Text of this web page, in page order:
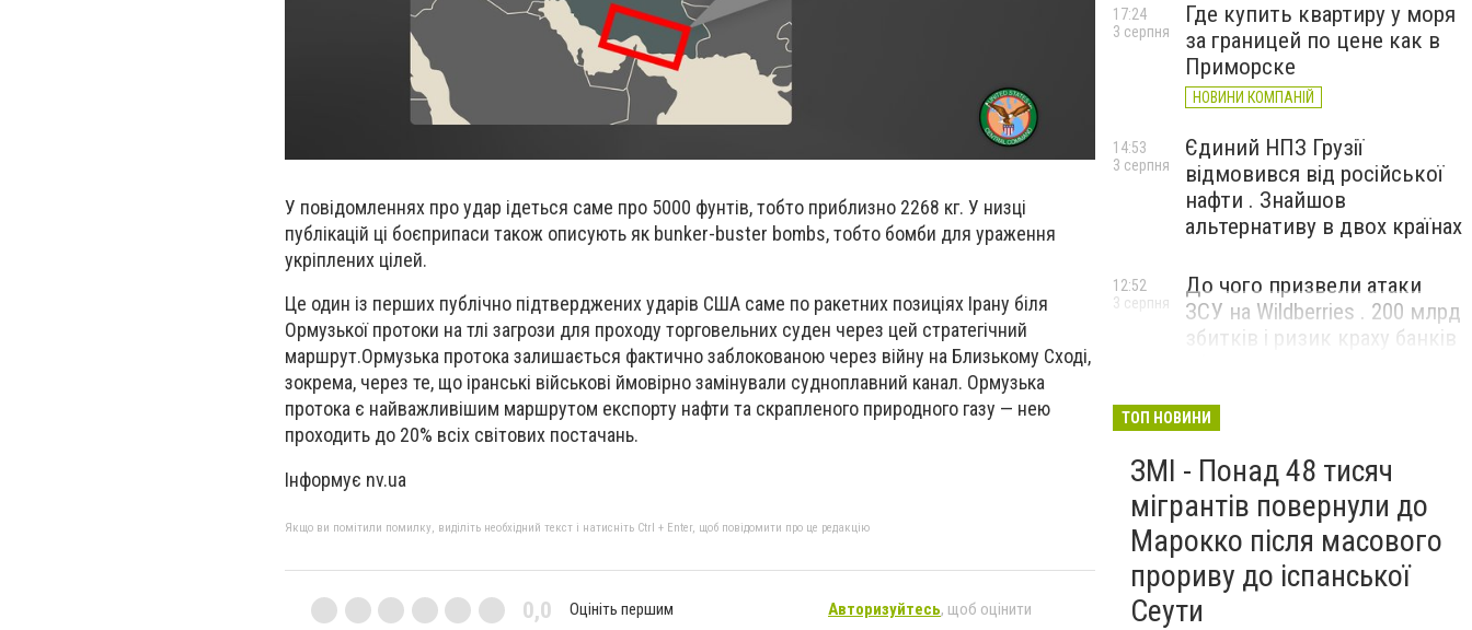
У повідомленнях про удар ідеться саме про 5000 фунтів, тобто приблизно 2268 кг. У низці
публікацій ці боєприпаси також описують як bunker-buster bombs, тобто бомби для ураження
укріплених цілей.
Це один із перших публічно підтверджених ударів США саме по ракетних позиціях Ірану біля
Ормузької протоки на тлі загрози для проходу торговельних суден через цей стратегічний
маршрут.Ормузька протока залишається фактично заблокованою через війну на Близькому Сході,
зокрема, через те, що іранські військові ймовірно замінували судноплавний канал. Ормузька
протока є найважливішим маршрутом експорту нафти та скрапленого природного газу — нею
проходить до 20% всіх світових постачань.
Інформує nv.ua
Якщо ви помітили помилку, виділіть необхідний текст і натисніть Ctrl + Enter, щоб повідомити про це редакцію
0,0 Оцініть першим Авторизуйтесь, щоб оцінити
Где купить квартиру у моря
за границей по цене как в
Приморске
НОВИНИ КОМПАНІЙ
17:24
3 серпня
Єдиний НПЗ Грузії
відмовився від російської
нафти . Знайшов
альтернативу в двох країнах
14:53
3 серпня
До чого призвели атаки
ЗСУ на Wildberries . 200 млрд
збитків і ризик краху банків
12:52
3 серпня
ТОП НОВИНИ
ЗМІ - Понад 48 тисяч
мігрантів повернули до
Марокко після масового
прориву до іспанської
Сеути